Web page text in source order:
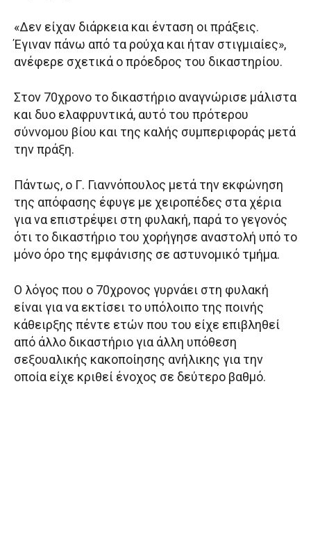
«Δεν είχαν διάρκεια και ένταση οι πράξεις.
Έγιναν πάνω από τα ρούχα και ήταν στιγμιαίες»,
ανέφερε σχετικά ο πρόεδρος του δικαστηρίου.
Στον 70χρονο το δικαστήριο αναγνώρισε μάλιστα
και δυο ελαφρυντικά, αυτό του πρότερου
σύννομου βίου και της καλής συμπεριφοράς μετά
την πράξη.
Πάντως, ο Γ. Γιαννόπουλος μετά την εκφώνηση
της απόφασης έφυγε με χειροπέδες στα χέρια
για να επιστρέψει στη φυλακή, παρά το γεγονός
ότι το δικαστήριο του χορήγησε αναστολή υπό το
μόνο όρο της εμφάνισης σε αστυνομικό τμήμα.
Ο λόγος που ο 70χρονος γυρνάει στη φυλακή
είναι για να εκτίσει το υπόλοιπο της ποινής
κάθειρξης πέντε ετών που του είχε επιβληθεί
από άλλο δικαστήριο για άλλη υπόθεση
σεξουαλικής κακοποίησης ανήλικης για την
οποία είχε κριθεί ένοχος σε δεύτερο βαθμό.